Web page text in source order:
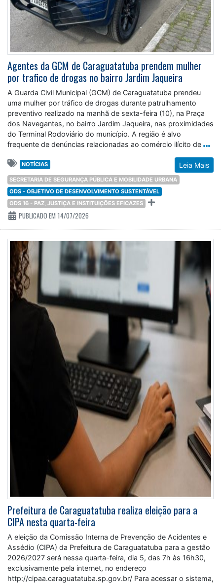
Agentes da GCM de Caraguatatuba prendem mulher
por trafico de drogas no bairro Jardim Jaqueira
A Guarda Civil Municipal (GCM) de Caraguatatuba prendeu
uma mulher por tráfico de drogas durante patrulhamento
preventivo realizado na manhã de sexta-feira (10), na Praça
dos Navegantes, no bairro Jardim Jaqueira, nas proximidades
do Terminal Rodoviário do município. A região é alvo
frequente de denúncias relacionadas ao comércio ilícito de
Leia Mais
NOTÍCIAS
SECRETARIA DE SEGURANÇA PÚBLICA E MOBILIDADE URBANA
ODS - OBJETIVO DE DESENVOLVIMENTO SUSTENTÁVEL
ODS 16 - PAZ, JUSTIÇA E INSTITUIÇÕES EFICAZES
PUBLICADO EM 14/07/2026
Prefeitura de Caraguatatuba realiza eleição para a
CIPA nesta quarta-feira
A eleição da Comissão Interna de Prevenção de Acidentes e
Assédio (CIPA) da Prefeitura de Caraguatatuba para a gestão
2026/2027 será nessa quarta-feira, dia 5, das 7h às 16h30,
exclusivamente pela internet, no endereço
http://cipaa.caraguatatuba.sp.gov.br/ Para acessar o sistema,